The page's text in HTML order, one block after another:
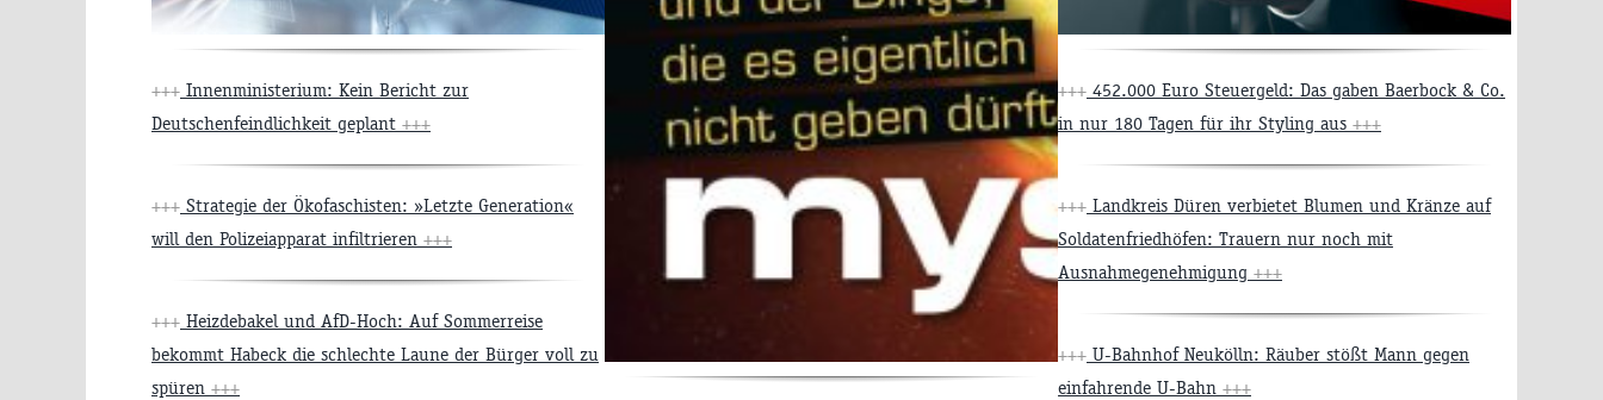
+++ Innenministerium: Kein Bericht zur
Deutschenfeindlichkeit geplant +++
+++ Strategie der Ökofaschisten: »Letzte Generation«
will den Polizeiapparat infiltrieren +++
+++ Heizdebakel und AfD-Hoch: Auf Sommerreise
bekommt Habeck die schlechte Laune der Bürger voll zu
spüren +++
+++ 452.000 Euro Steuergeld: Das gaben Baerbock & Co.
in nur 180 Tagen für ihr Styling aus +++
+++ Landkreis Düren verbietet Blumen und Kränze auf
Soldatenfriedhöfen: Trauern nur noch mit
Ausnahmegenehmigung +++
+++ U-Bahnhof Neukölln: Räuber stößt Mann gegen
einfahrende U-Bahn +++